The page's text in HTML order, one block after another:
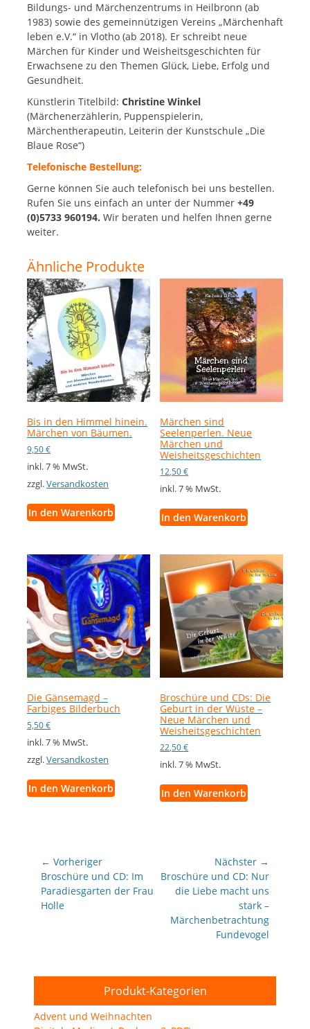
Bildungs- und Märchenzentrums in Heilbronn (ab
1983) sowie des gemeinnützigen Vereins „Märchenhaft
leben e.V.“ in Vlotho (ab 2018). Er schreibt neue
Märchen für Kinder und Weisheitsgeschichten für
Erwachsene zu den Themen Glück, Liebe, Erfolg und
Gesundheit.
Künstlerin Titelbild: Christine Winkel
(Märchenerzählerin, Puppenspielerin,
Märchentherapeutin, Leiterin der Kunstschule „Die
Blaue Rose“)
Telefonische Bestellung:
Gerne können Sie auch telefonisch bei uns bestellen.
Rufen Sie uns einfach an unter der Nummer +49
(0)5733 960194. Wir beraten und helfen Ihnen gerne
weiter.
Ähnliche Produkte
Bis in den Himmel hinein.
Märchen von Bäumen.
9,50€
inkl. 7 % MwSt.
zzgl.Versandkosten
In den Warenkorb
Märchen sind
Seelenperlen. Neue
Märchen und
Weisheitsgeschichten
12,50€
inkl. 7 % MwSt.
In den Warenkorb
Die Gänsemagd –
Farbiges Bilderbuch
5,50€
inkl. 7 % MwSt.
zzgl.Versandkosten
In den Warenkorb
Broschüre und CDs: Die
Geburt in der Wüste –
Neue Märchen und
Weisheitsgeschichten
22,50€
inkl. 7 % MwSt.
In den Warenkorb
Beitragsnavigation
← Vorheriger
Vorheriger
Beitrag:
Broschüre und CD: Im
Paradiesgarten der Frau
Holle
Nächster →
Nächster
Beitrag:
Broschüre und CD: Nur
die Liebe macht uns
stark –
Märchenbetrachtung
Fundevogel
Produkt-Kategorien
Advent und Weihnachten